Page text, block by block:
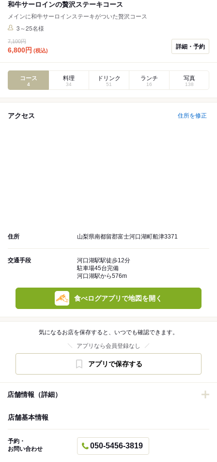
和牛サーロインの贅沢ステーキコース
メインに和牛サーロインステーキがついた贅沢コース
3～25名様
7,100円
6,800円 (税込)
詳細・予約
コース
4
料理
34
ドリンク
51
ランチ
16
写真
138
アクセス 住所を修正
住所 山梨県南都留郡富士河口湖町船津3371
交通手段
河口湖駅駅徒歩12分
駐車場45台完備
河口湖駅から576m
食べログアプリで地図を開く
気になるお店を保存すると、いつでも確認できます。
アプリなら会員登録なし
アプリで保存する
店舗情報（詳細）
店舗基本情報
予約・
お問い合わせ
050-5456-3819